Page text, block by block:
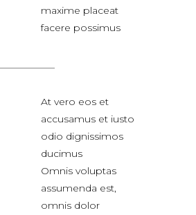
maxime placeat
facere possimus
At vero eos et
accusamus et iusto
odio dignissimos
ducimus
Omnis voluptas
assumenda est,
omnis dolor